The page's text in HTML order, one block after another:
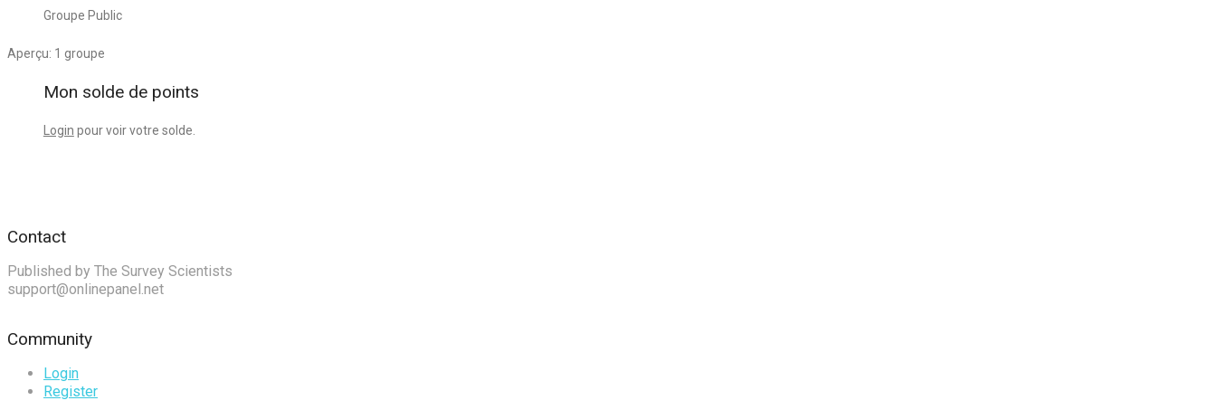
Groupe Public
Aperçu: 1 groupe
Mon solde de points
Login pour voir votre solde.
Contact
Published by The Survey Scientists
support@onlinepanel.net
Community
Login
Register